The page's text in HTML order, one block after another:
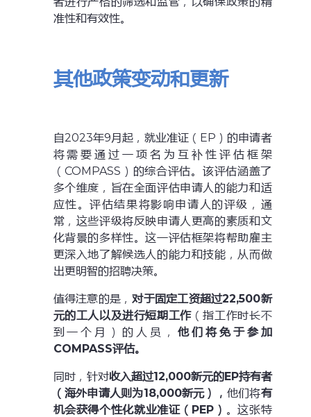
准性和有效性。
其他政策变动和更新
自2023年9月起，就业准证（EP）的申请者
将需要通过一项名为互补性评估框架
（COMPASS）的综合评估。该评估涵盖了
多个维度，旨在全面评估申请人的能力和适
应性。评估结果将影响申请人的评级，通
常，这些评级将反映申请人更高的素质和文
化背景的多样性。这一评估框架将帮助雇主
更深入地了解候选人的能力和技能，从而做
出更明智的招聘决策。
值得注意的是，对于固定工资超过22,500新
元的工人以及进行短期工作（指工作时长不
到一个月）的人员， 他们将免于参加
COMPASS评估。
同时，针对收入超过12,000新元的EP持有者
（海外申请人则为18,000新元）， 他们将有
机会获得个性化就业准证（PEP） 。这张特